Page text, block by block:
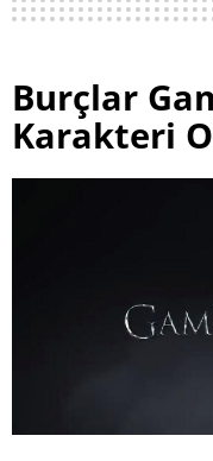
Burçlar
Karakteri